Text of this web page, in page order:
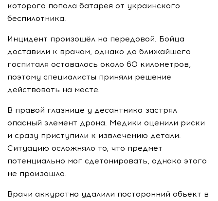
которого попала батарея от украинского
беспилотника.
Инцидент произошёл на передовой. Бойца
доставили к врачам, однако до ближайшего
госпиталя оставалось около 60 километров,
поэтому специалисты приняли решение
действовать на месте.
В правой глазнице у десантника застрял
опасный элемент дрона. Медики оценили риски
и сразу приступили к извлечению детали.
Ситуацию осложняло то, что предмет
потенциально мог сдетонировать, однако этого
не произошло.
Врачи аккуратно удалили посторонний объект в